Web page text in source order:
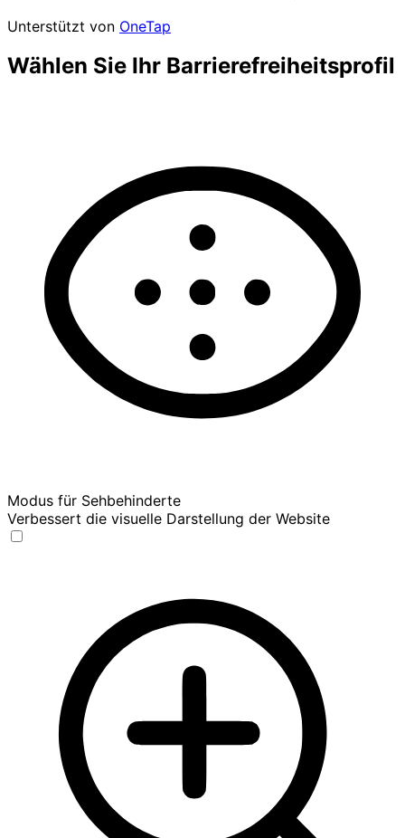
Unterstützt von OneTap
Wählen Sie Ihr Barrierefreiheitsprofil
Modus für Sehbehinderte
Verbessert die visuelle Darstellung der Website